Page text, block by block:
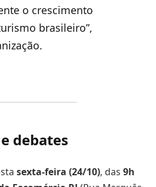
o crescimento
brasileiro”,
debates
sexta-feira (24/10), das 9h